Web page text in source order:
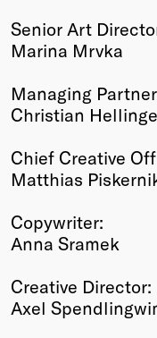
Senior Art
Marina Mrvka
Managing
Christian
Chief Creative
Matthias
Copywriter:
Anna Sramek
Creative Director:
Axel